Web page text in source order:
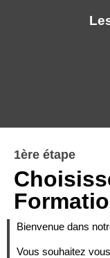
1ère étape
Bienvenue dans
Vous souhaitez